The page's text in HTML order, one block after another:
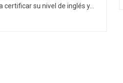
su nivel de inglés y…